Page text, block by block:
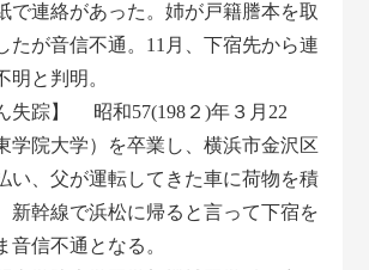
で連絡があった。姉が戸籍謄本を取
たが音信不通。11月、下宿先から連
明と判明。
失踪】 昭和57(198２)年３月22
学院大学）を卒業し、横浜市金沢区
い、父が運転してきた車に荷物を積
新幹線で浜松に帰ると言って下宿を
音信不通となる。